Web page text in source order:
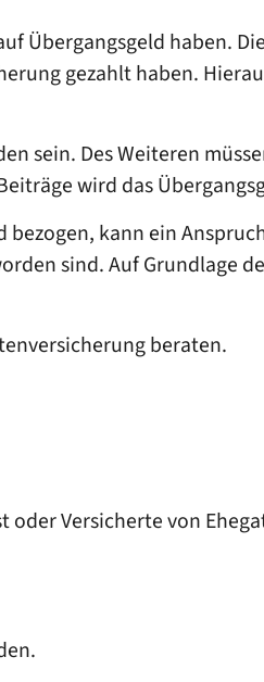
Übergangsgeld haben.
gezahlt haben.
sein. Des Weiteren
wird das
kann ein
sind. Auf Grundlage
beraten.
Versicherte von